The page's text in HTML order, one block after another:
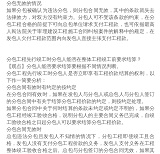
分包无效的情况
如果分包被确认为违法分包，则分包合同无效，其中的条款就失去
法律效力，对双方没有约束力。分包人可不受该条款的约束，在分
包工程合格的前提下可向总包单位请求支付工程款，也可依据最高
人民法院关于审理建设工程施工合同纠纷案件的解释中的规定，在
发包人欠付工程款范围内向发包人直接主张支付工程款。
分包工程先行竣工时分包人能否在整体工程竣工前要求结算？
【观点】分包人能否要求结算要根据不同情况判断。
分包工程先行竣工时分包人是否立即享有工程价款结算的权利，以
下作一简要分析：
分包合同有效时有约定的按约定
在分包合同有效时，如果在发包人与分包人或总包人与分包人签订
的分包合同中有关于结算分包工程价款的约定，则按约定处理。
如果分包合同中关于何时结算的条款未约定或约定不明的，如果分
包工程经竣工验收合格，说明分包人的主要合同义务已完成，自竣
工验收合格之日起分包人可以要求结算分包工程价款。
分包合同无效时
总包违法分包且发包人不知情的情况下，分包工程即使竣工且合
格，发包人没有支付分包工程价款的义务，发包人支付义务在工程
整体竣工验收合格之后。总包与分包签订的分包合同无效，如果其